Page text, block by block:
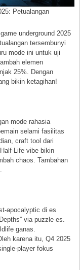
Petualangan
underground 2025
tersembunyi
mode ini untuk uji
elemen
25%. Dengan
bikin ketagihan!
mode rahasia
selami fasilitas
craft tool dari
Life vibe bikin
chaos. Tambahan
apocalyptic di es
via puzzle es.
ganas.
karena itu, Q4 2025
player fokus